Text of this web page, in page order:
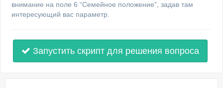
внимание на поле 6 “Семейное положение”, задав там
интересующий вас параметр.
Запустить скрипт для решения вопроса